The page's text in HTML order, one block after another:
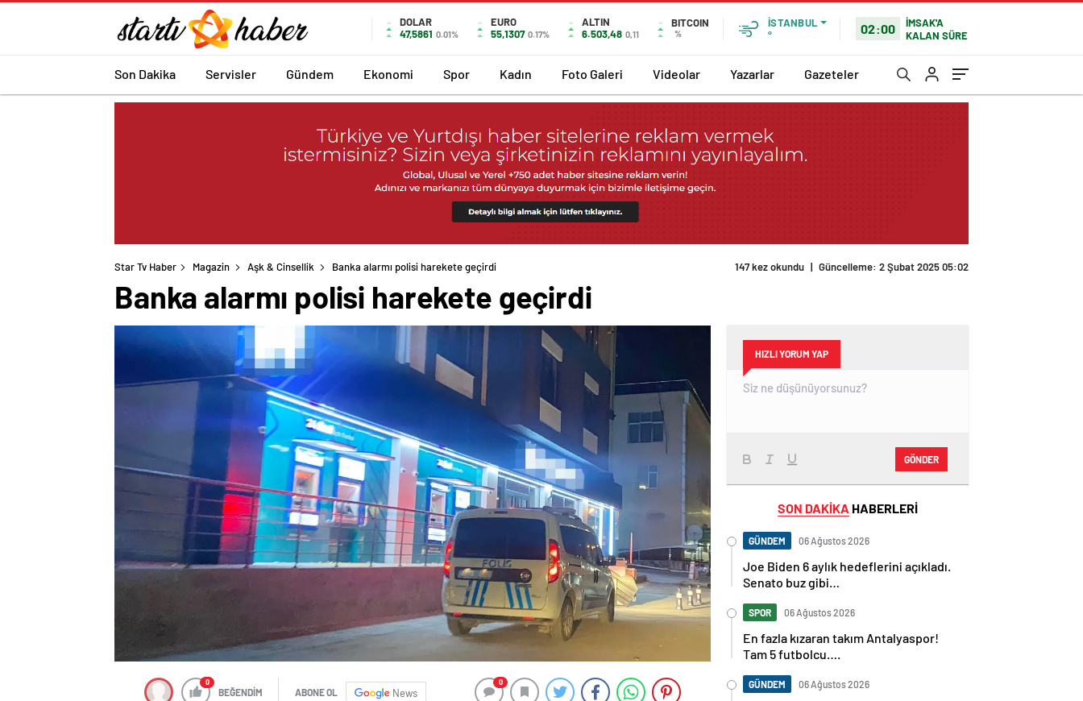
DOLAR
47,5861 0.01%
EURO
55,1307 0.17%
ALTIN
6.503,48 0,11
BITCOIN
%
İSTANBUL
°
02:00
İMSAK'A
KALAN SÜRE
Son Dakika Servisler Gündem Ekonomi Spor Kadın Foto Galeri Videolar Yazarlar Gazeteler
Star Tv Haber Magazin Aşk & Cinsellik Banka alarmı polisi harekete geçirdi 147 kez okundu | Güncelleme: 2 Şubat 2025 05:02
Banka alarmı polisi harekete geçirdi
0
BEĞENDİM ABONE OL News
0
HIZLI YORUM YAP
GÖNDER
SON DAKİKA HABERLERİ
GÜNDEM 06 Ağustos 2026
Joe Biden 6 aylık hedeflerini açıkladı.
Senato buz gibi…
SPOR 06 Ağustos 2026
En fazla kızaran takım Antalyaspor!
Tam 5 futbolcu….
GÜNDEM 06 Ağustos 2026